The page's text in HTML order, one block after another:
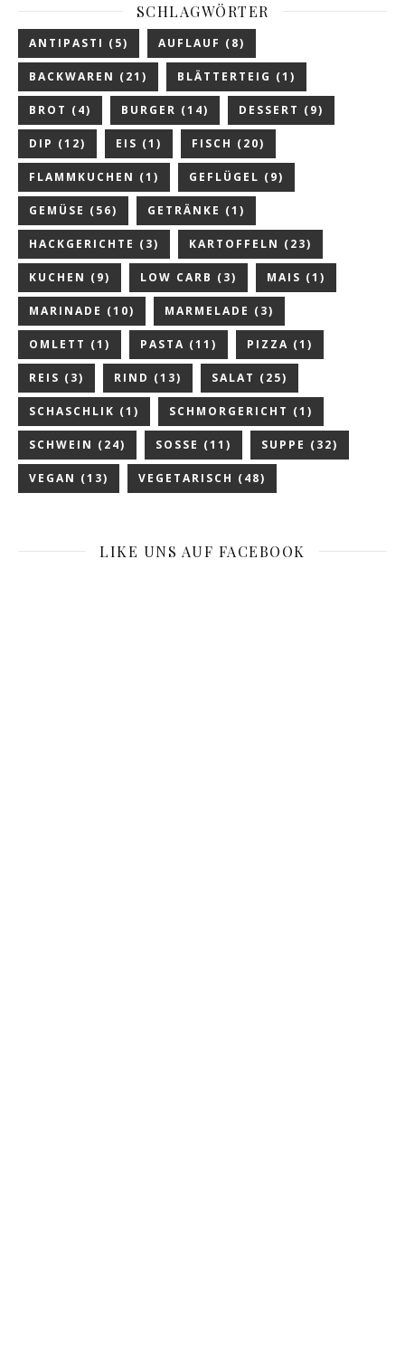
SCHLAGWÖRTER
ANTIPASTI (5) AUFLAUF (8)
BACKWAREN (21) BLÄTTERTEIG (1)
BROT (4) BURGER (14) DESSERT (9)
DIP (12) EIS (1) FISCH (20)
FLAMMKUCHEN (1) GEFLÜGEL (9)
GEMÜSE (56) GETRÄNKE (1)
HACKGERICHTE (3) KARTOFFELN (23)
KUCHEN (9) LOW CARB (3) MAIS (1)
MARINADE (10) MARMELADE (3)
OMLETT (1) PASTA (11) PIZZA (1)
REIS (3) RIND (13) SALAT (25)
SCHASCHLIK (1) SCHMORGERICHT (1)
SCHWEIN (24) SOSSE (11) SUPPE (32)
VEGAN (13) VEGETARISCH (48)
LIKE UNS AUF FACEBOOK